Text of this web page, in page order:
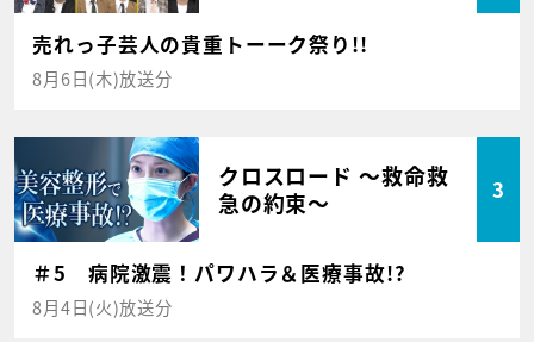
売れっ子芸人の貴重トーーク祭り!!
8月6日(木)放送分
クロスロード ～救命救
急の約束～
3
＃5 病院激震！パワハラ＆医療事故!?
8月4日(火)放送分